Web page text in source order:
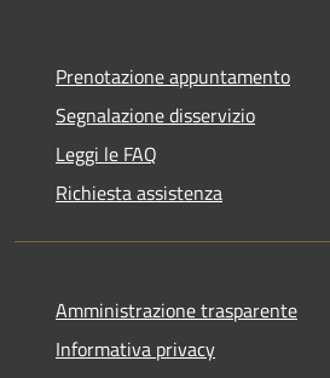
Prenotazione appuntamento
Segnalazione disservizio
Leggi le FAQ
Richiesta assistenza
Amministrazione trasparente
Informativa privacy